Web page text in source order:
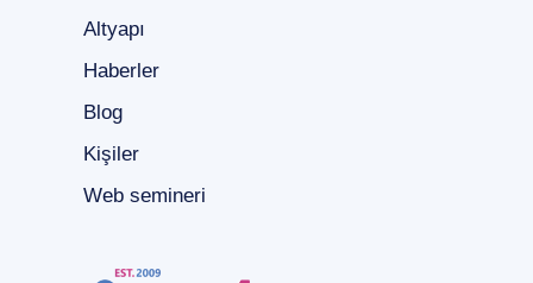
Altyapı
Haberler
Blog
Kişiler
Web semineri